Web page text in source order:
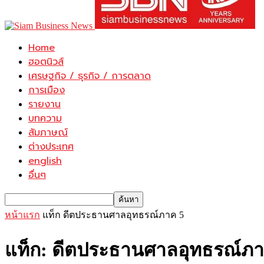
Home
ฮอตนิวส์
เศรษฐกิจ / ธุรกิจ / การตลาด
การเมือง
รายงาน
บทความ
สัมภาษณ์
ต่างประเทศ
english
อื่นๆ
หน้าแรก แท็ก ดีตประธานศาลอุทธรณ์ภาค 5
แท็ก: ดีตประธานศาลอุทธรณ์ภ